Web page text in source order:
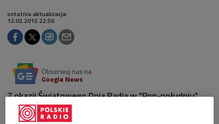
ostatnia aktualizacja:
12.02.2015 22:50
Obserwuj nas na
Google News
Z okazji Światowego Dnia Radia w "Pop-południu"
zapytaliśmy, czego młodzi ludzie oczekują od radia i
czego chcą słuchać.